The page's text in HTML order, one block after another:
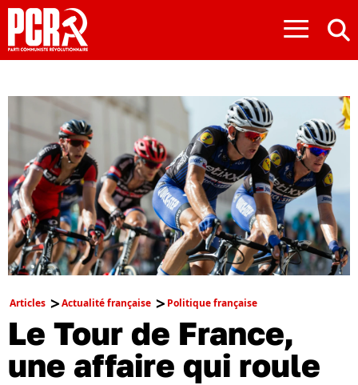
≡
Articles Actualité française Politique française
Le Tour de France,
une affaire qui roule